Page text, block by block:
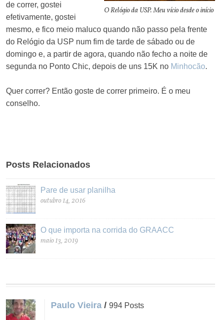
O Relógio da USP. Meu vício desde o início
de correr, gostei
efetivamente, gostei
mesmo, e fico meio maluco quando não passo pela frente
do Relógio da USP num fim de tarde de sábado ou de
domingo e, a partir de agora, quando não fecho a noite de
segunda no Ponto Chic, depois de uns 15K no Minhocão.
Quer correr? Então goste de correr primeiro. É o meu
conselho.
Posts Relacionados
Pare de usar planilha
outubro 14, 2016
O que importa na corrida do GRAACC
maio 13, 2019
Paulo Vieira /994 Posts